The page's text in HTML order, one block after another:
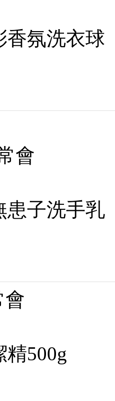
香氛洗衣球
會
患子洗手乳
會
500g